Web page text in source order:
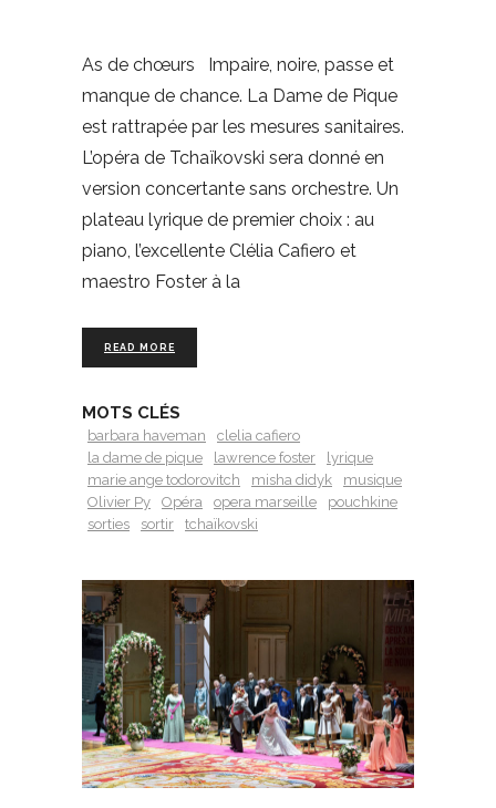
As de chœurs Impaire, noire, passe et
manque de chance. La Dame de Pique
est rattrapée par les mesures sanitaires.
L’opéra de Tchaïkovski sera donné en
version concertante sans orchestre. Un
plateau lyrique de premier choix : au
piano, l’excellente Clélia Cafiero et
maestro Foster à la
READ MORE
MOTS CLÉS
barbara haveman
clelia cafiero
la dame de pique
lawrence foster
lyrique
marie ange todorovitch
misha didyk
musique
Olivier Py
Opéra opera marseille
pouchkine
sorties
sortir tchaïkovski